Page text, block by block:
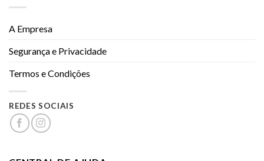
A Empresa
Segurança e Privacidade
Termos e Condições
REDES SOCIAIS